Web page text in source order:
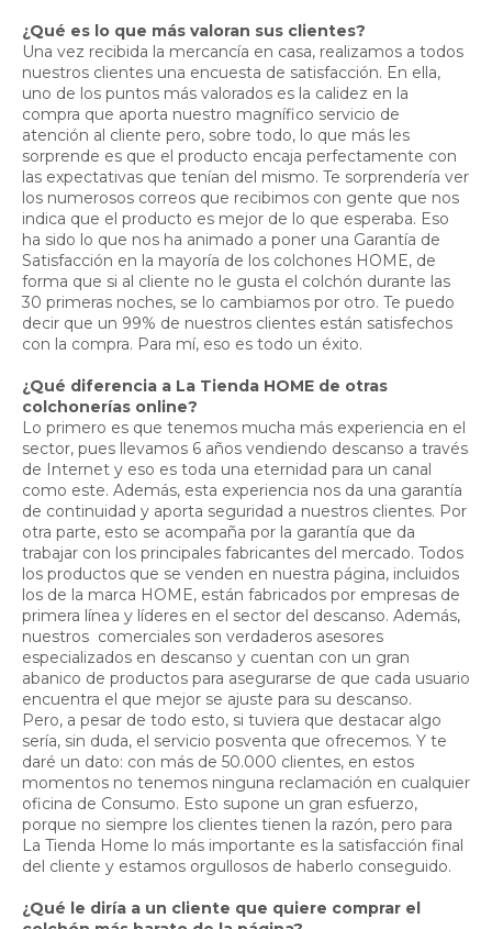
¿Qué es lo que más valoran sus clientes?
Una vez recibida la mercancía en casa, realizamos a todos
nuestros clientes una encuesta de satisfacción. En ella,
uno de los puntos más valorados es la calidez en la
compra que aporta nuestro magnífico servicio de
atención al cliente pero, sobre todo, lo que más les
sorprende es que el producto encaja perfectamente con
las expectativas que tenían del mismo. Te sorprendería ver
los numerosos correos que recibimos con gente que nos
indica que el producto es mejor de lo que esperaba. Eso
ha sido lo que nos ha animado a poner una Garantía de
Satisfacción en la mayoría de los colchones HOME, de
forma que si al cliente no le gusta el colchón durante las
30 primeras noches, se lo cambiamos por otro. Te puedo
decir que un 99% de nuestros clientes están satisfechos
con la compra. Para mí, eso es todo un éxito.
¿Qué diferencia a La Tienda HOME de otras
colchonerías online?
Lo primero es que tenemos mucha más experiencia en el
sector, pues llevamos 6 años vendiendo descanso a través
de Internet y eso es toda una eternidad para un canal
como este. Además, esta experiencia nos da una garantía
de continuidad y aporta seguridad a nuestros clientes. Por
otra parte, esto se acompaña por la garantía que da
trabajar con los principales fabricantes del mercado. Todos
los productos que se venden en nuestra página, incluidos
los de la marca HOME, están fabricados por empresas de
primera línea y líderes en el sector del descanso. Además,
nuestros comerciales son verdaderos asesores
especializados en descanso y cuentan con un gran
abanico de productos para asegurarse de que cada usuario
encuentra el que mejor se ajuste para su descanso.
Pero, a pesar de todo esto, si tuviera que destacar algo
sería, sin duda, el servicio posventa que ofrecemos. Y te
daré un dato: con más de 50.000 clientes, en estos
momentos no tenemos ninguna reclamación en cualquier
oficina de Consumo. Esto supone un gran esfuerzo,
porque no siempre los clientes tienen la razón, pero para
La Tienda Home lo más importante es la satisfacción final
del cliente y estamos orgullosos de haberlo conseguido.
¿Qué le diría a un cliente que quiere comprar el